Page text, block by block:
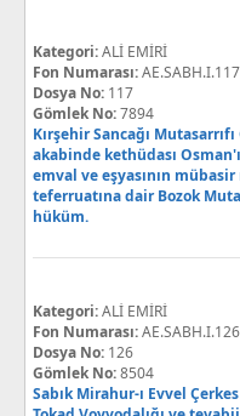
Kategori:ALİ EMİRİ
Fon Numarası:
Dosya No: 117
Gömlek No:7894
Kırşehir Sancağı
akabinde kethüdası
emval ve eşyasının
teferruatına dair Bozok
hüküm.
Kategori:ALİ EMİRİ
Fon Numarası:
Dosya No: 126
Gömlek No:8504
Sabık Mirahur-ı Evvel